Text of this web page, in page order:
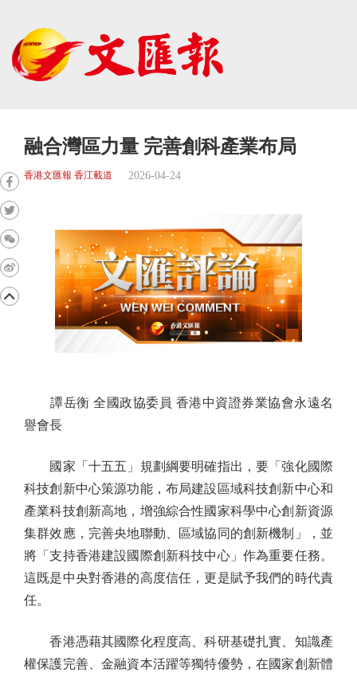
融合灣區力量 完善創科產業布局
香港文匯報 香江載道 2026-04-24
譚岳衡 全國政協委員 香港中資證券業協會永遠名
譽會長
國家「十五五」規劃綱要明確指出，要「強化國際
科技創新中心策源功能，布局建設區域科技創新中心和
產業科技創新高地，增強綜合性國家科學中心創新資源
集群效應，完善央地聯動、區域協同的創新機制」，並
將「支持香港建設國際創新科技中心」作為重要任務。
這既是中央對香港的高度信任，更是賦予我們的時代責
任。
香港憑藉其國際化程度高、科研基礎扎實、知識產
權保護完善、金融資本活躍等獨特優勢，在國家創新體